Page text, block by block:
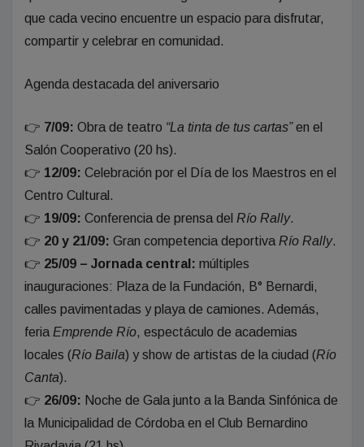
que cada vecino encuentre un espacio para disfrutar,
compartir y celebrar en comunidad.
Agenda destacada del aniversario
👉 7/09: Obra de teatro “La tinta de tus cartas”en el
Salón Cooperativo (20 hs).
👉 12/09: Celebración por el Día de los Maestros en el
Centro Cultural.
👉 19/09: Conferencia de prensa del Río Rally.
👉 20 y 21/09: Gran competencia deportiva Río Rally.
👉 25/09 – Jornada central: múltiples
inauguraciones: Plaza de la Fundación, B° Bernardi,
calles pavimentadas y playa de camiones. Además,
feria Emprende Río, espectáculo de academias
locales (Río Baila) y show de artistas de la ciudad (Río
Canta).
👉 26/09: Noche de Gala junto a la Banda Sinfónica de
la Municipalidad de Córdoba en el Club Bernardino